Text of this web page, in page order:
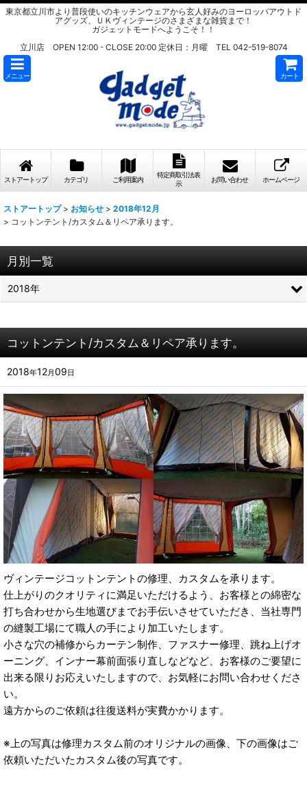
東京都立川市より普段使いのキッチンウェアから玄人好みのヨーロッパアウトド
アグッズ、ＵＫヴィンテージのさまざまな雑貨まで！
ガジェットモードへようこそ！！
立川店 OPEN 12:00 - CLOSE 20:00 定休日：月曜 TEL 042-519-8074
メニュー カート
ストアートップ カテゴリ ご利用案内
特定商取引法表
示
お問い合わせ ホームページ
ストアートップ > お知らせ > 2018年12月
> コットンテント/カスタム＆リペア承ります。
コットンテント/カスタム＆リペア承ります。
2018年12月 09 日
ヴィンテージコットンテントの修理、カスタムを承ります。
仕上がりのクオリティに満足いただけるよう、お客様との綿密な
打ち合わせから生地選びまでお手伝いさせていただき、当社専門
の縫製工場にて職人の手により加工いたします。
小さな穴の補修からカーテン制作、ファスナー修理、跳ね上げオ
ーニング、インナー幕前面張り直しなどなど、お客様のご要望に
出来る限りお応えいたしますので、お気軽にお問い合わせくださ
い。
遠方からのご依頼は往復送料が実費かかります。
※上の写真は修理カスタム前のオリジナルの画像、下の画像はご
依頼いただいたカスタム後の写真です。
月別一覧
2018年